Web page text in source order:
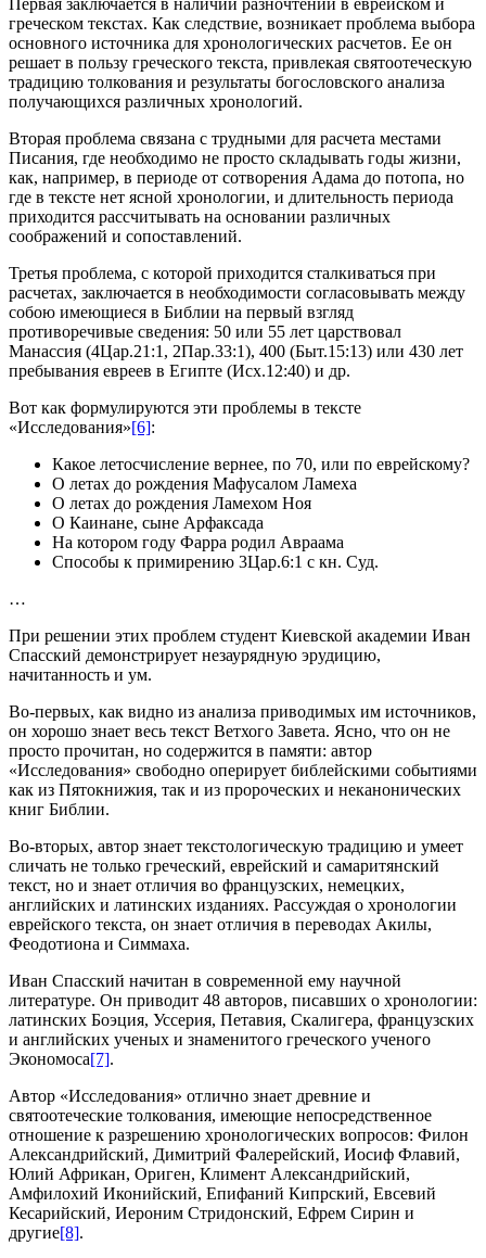
греческом текстах. Как следствие, возникает проблема выбора
основного источника для хронологических расчетов. Ее он
решает в пользу греческого текста, привлекая святоотеческую
традицию толкования и результаты богословского анализа
получающихся различных хронологий.
Вторая проблема связана с трудными для расчета местами
Писания, где необходимо не просто складывать годы жизни,
как, например, в периоде от сотворения Адама до потопа, но
где в тексте нет ясной хронологии, и длительность периода
приходится рассчитывать на основании различных
соображений и сопоставлений.
Третья проблема, с которой приходится сталкиваться при
расчетах, заключается в необходимости согласовывать между
собою имеющиеся в Библии на первый взгляд
противоречивые сведения: 50 или 55 лет царствовал
Манассия (4Цар.21:1, 2Пар.33:1), 400 (Быт.15:13) или 430 лет
пребывания евреев в Египте (Исх.12:40) и др.
Вот как формулируются эти проблемы в тексте
«Исследования»[6]:
Какое летосчисление вернее, по 70, или по еврейскому?
О летах до рождения Мафусалом Ламеха
О летах до рождения Ламехом Ноя
О Каинане, сыне Арфаксада
На котором году Фарра родил Авраама
Способы к примирению 3Цар.6:1 с кн. Суд.
…
При решении этих проблем студент Киевской академии Иван
Спасский демонстрирует незаурядную эрудицию,
начитанность и ум.
Во-первых, как видно из анализа приводимых им источников,
он хорошо знает весь текст Ветхого Завета. Ясно, что он не
просто прочитан, но содержится в памяти: автор
«Исследования» свободно оперирует библейскими событиями
как из Пятокнижия, так и из пророческих и неканонических
книг Библии.
Во-вторых, автор знает текстологическую традицию и умеет
сличать не только греческий, еврейский и самаритянский
текст, но и знает отличия во французских, немецких,
английских и латинских изданиях. Рассуждая о хронологии
еврейского текста, он знает отличия в переводах Акилы,
Феодотиона и Симмаха.
Иван Спасский начитан в современной ему научной
литературе. Он приводит 48 авторов, писавших о хронологии:
латинских Боэция, Уссерия, Петавия, Скалигера, французских
и английских ученых и знаменитого греческого ученого
Экономоса[7].
Автор «Исследования» отлично знает древние и
святоотеческие толкования, имеющие непосредственное
отношение к разрешению хронологических вопросов: Филон
Александрийский, Димитрий Фалерейский, Иосиф Флавий,
Юлий Африкан, Ориген, Климент Александрийский,
Амфилохий Иконийский, Епифаний Кипрский, Евсевий
Кесарийский, Иероним Стридонский, Ефрем Сирин и
другие[8].